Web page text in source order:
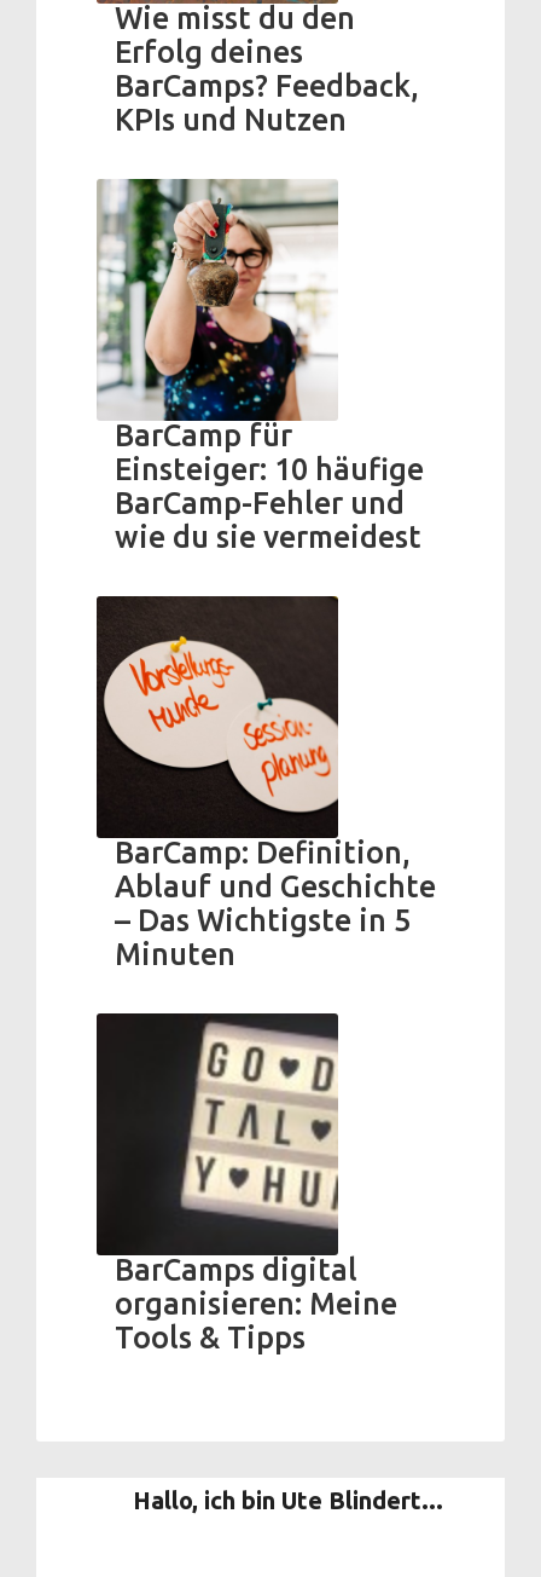
Wie misst du den
Erfolg deines
BarCamps? Feedback,
KPIs und Nutzen
BarCamp für
Einsteiger: 10 häufige
BarCamp-Fehler und
wie du sie vermeidest
BarCamp: Definition,
Ablauf und Geschichte
– Das Wichtigste in 5
Minuten
BarCamps digital
organisieren: Meine
Tools & Tipps
Hallo, ich bin Ute Blindert...